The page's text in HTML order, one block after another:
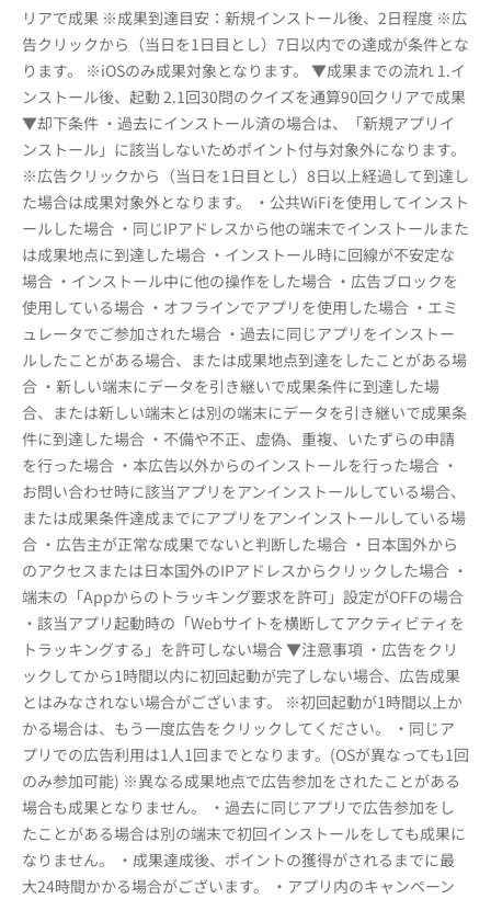
リアで成果 ※成果到達目安：新規インストール後、2日程度 ※広
告クリックから（当日を1日目とし）7日以内での達成が条件とな
ります。 ※iOSのみ成果対象となります。 ▼成果までの流れ 1.イ
ンストール後、起動 2.1回30問のクイズを通算90回クリアで成果
▼却下条件 ・過去にインストール済の場合は、「新規アプリイ
ンストール」に該当しないためポイント付与対象外になります。
※広告クリックから（当日を1日目とし）8日以上経過して到達し
た場合は成果対象外となります。 ・公共WiFiを使用してインスト
ールした場合 ・同じIPアドレスから他の端末でインストールまた
は成果地点に到達した場合 ・インストール時に回線が不安定な
場合 ・インストール中に他の操作をした場合 ・広告ブロックを
使用している場合 ・オフラインでアプリを使用した場合 ・エミ
ュレータでご参加された場合 ・過去に同じアプリをインストー
ルしたことがある場合、または成果地点到達をしたことがある場
合 ・新しい端末にデータを引き継いで成果条件に到達した場
合、または新しい端末とは別の端末にデータを引き継いで成果条
件に到達した場合 ・不備や不正、虚偽、重複、いたずらの申請
を行った場合 ・本広告以外からのインストールを行った場合 ・
お問い合わせ時に該当アプリをアンインストールしている場合、
または成果条件達成までにアプリをアンインストールしている場
合 ・広告主が正常な成果でないと判断した場合 ・日本国外から
のアクセスまたは日本国外のIPアドレスからクリックした場合 ・
端末の「Appからのトラッキング要求を許可」設定がOFFの場合
・該当アプリ起動時の「Webサイトを横断してアクティビティを
トラッキングする」を許可しない場合 ▼注意事項 ・広告をクリ
ックしてから1時間以内に初回起動が完了しない場合、広告成果
とはみなされない場合がございます。 ※初回起動が1時間以上か
かる場合は、もう一度広告をクリックしてください。 ・同じア
プリでの広告利用は1人1回までとなります。(OSが異なっても1回
のみ参加可能) ※異なる成果地点で広告参加をされたことがある
場合も成果となりません。 ・過去に同じアプリで広告参加をし
たことがある場合は別の端末で初回インストールをしても成果に
なりません。 ・成果達成後、ポイントの獲得がされるまでに最
大24時間かかる場合がございます。 ・アプリ内のキャンペーン